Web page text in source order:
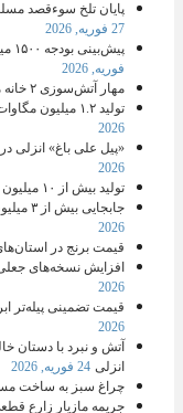
پایان تلخ سوءقصد
27 فوریه, 2026
پیش‌بینی بودجه ۱۵۰۰ میلیارد تومانی برای حمایت از چایکاران
فوریه, 2026
مهار آتش‌سوزی ۲ خانه مخروبه در رشت
تولید ۱.۲ میلیون مگاوات‌ساعت انرژی در لوشان
2026
«پیل علی باغ» انزلی
2026
تولید بیش از ۱۰ میلیون اصله نهال در گیلان
جابجایی بیش از ۳ میلیون مسافر در جاده‌های گیلان
2026
قیمت برنج در
افزایش نسخه‌های
2026
قیمت تضمینی پیله‌تر ابریشم ۸۰ درصد
2026
آتش و نبرد با دستان
انزلی 24 فوریه, 2026
چراغ سبز به ساخت
جریمه مازیار زارع